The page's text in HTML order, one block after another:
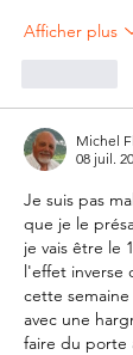
Afficher plus
Michel
08 juil.
Je suis pas
que je le
je vais être le
l'effet inverse
cette
avec une
faire du porte